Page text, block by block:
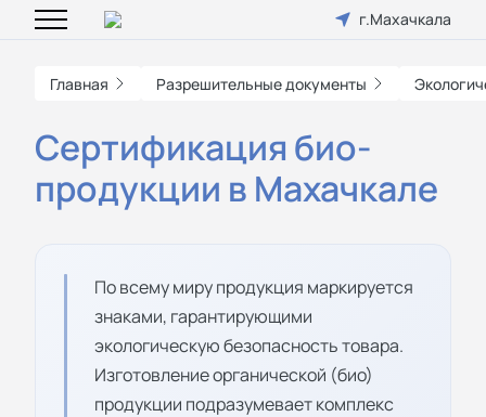
г.Махачкала
Главная Разрешительные документы
Сертификация био-
продукции в Махачкале
По всему миру продукция маркируется
знаками, гарантирующими
экологическую безопасность товара.
Изготовление органической (био)
продукции подразумевает комплекс